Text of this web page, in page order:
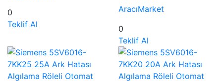
0
Teklif Al
AracıMarket
0
Teklif Al